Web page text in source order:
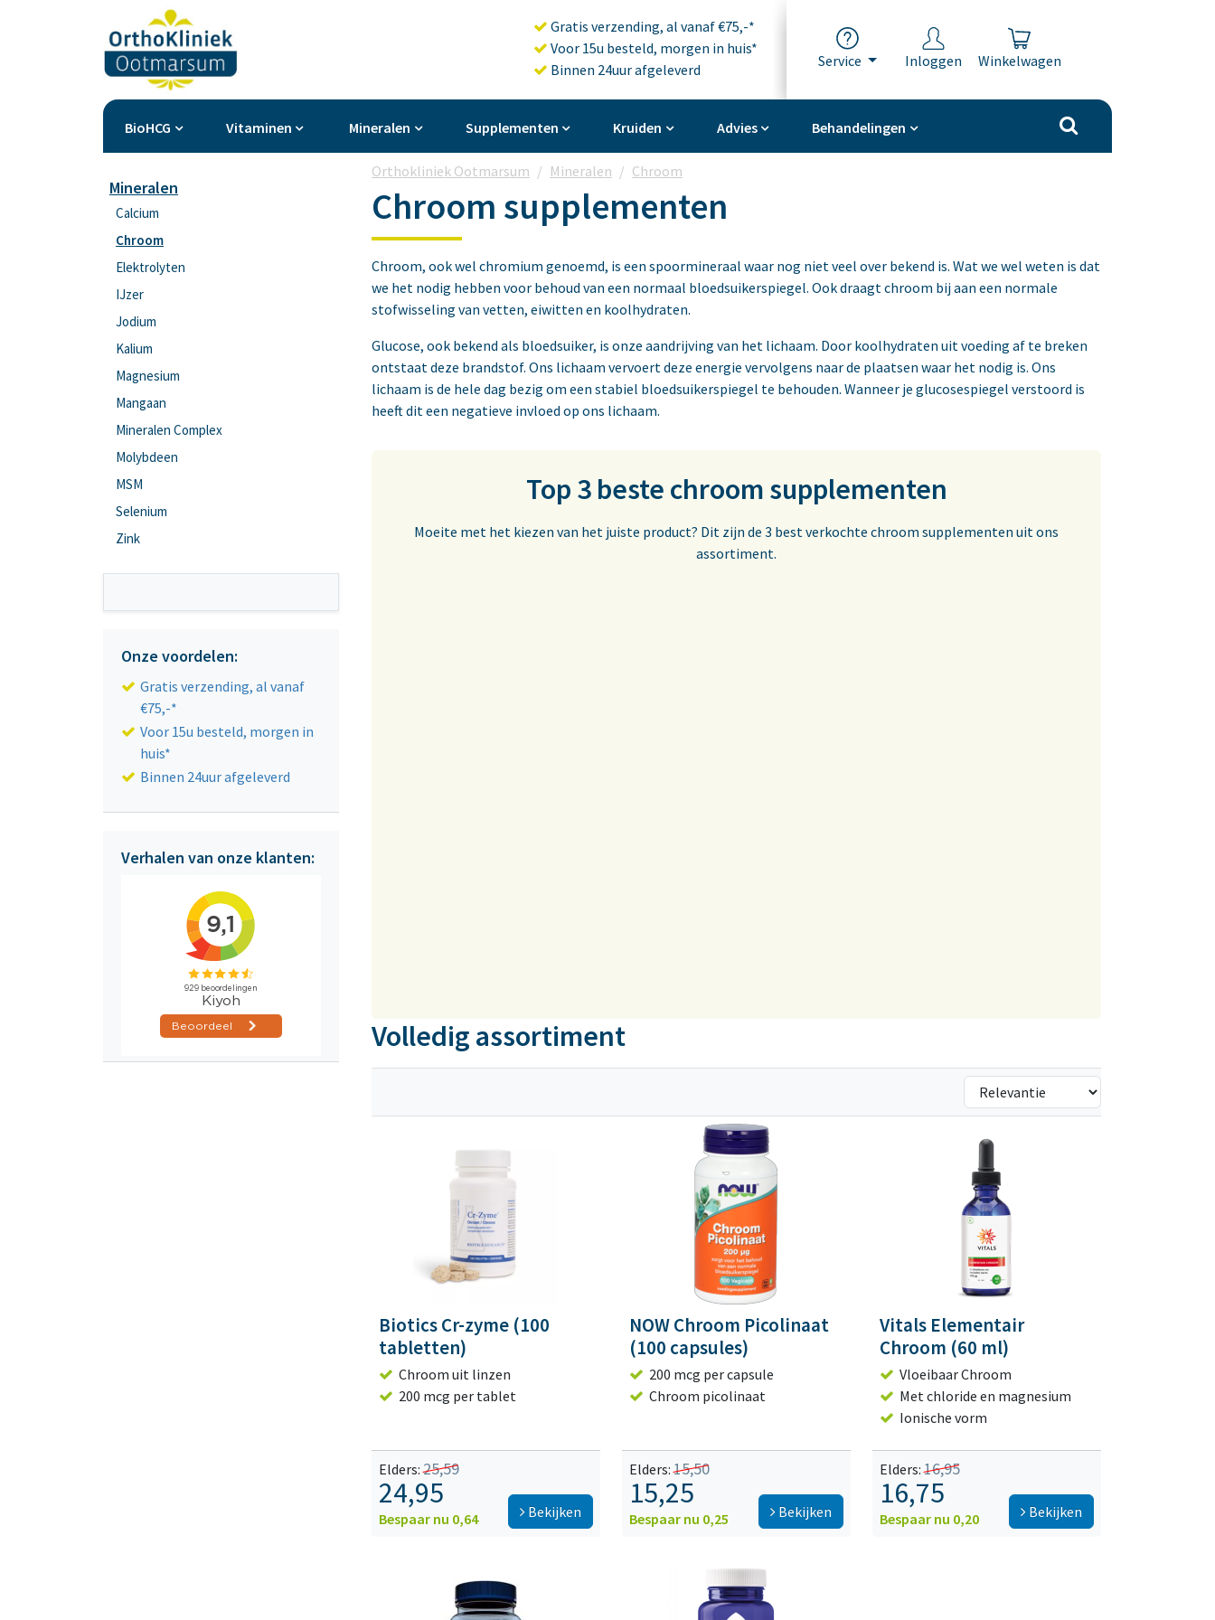
Service Inloggen Winkelwagen
Gratis verzending, al vanaf €75,-*
Voor 15u besteld, morgen in huis*
Binnen 24uur afgeleverd
BioHCG Vitaminen Mineralen Supplementen Kruiden Advies Behandelingen
Mineralen
Calcium
Chroom
Elektrolyten
IJzer
Jodium
Kalium
Magnesium
Mangaan
Mineralen Complex
Molybdeen
MSM
Selenium
Zink
Onze voordelen:
Gratis verzending, al vanaf
€75,-*
Voor 15u besteld, morgen in
huis*
Binnen 24uur afgeleverd
Verhalen van onze klanten:
Orthokliniek Ootmarsum Mineralen Chroom
Chroom supplementen
Chroom, ook wel chromium genoemd, is een spoormineraal waar nog niet veel over bekend is. Wat we wel weten is dat
we het nodig hebben voor behoud van een normaal bloedsuikerspiegel. Ook draagt chroom bij aan een normale
stofwisseling van vetten, eiwitten en koolhydraten.
Glucose, ook bekend als bloedsuiker, is onze aandrijving van het lichaam. Door koolhydraten uit voeding af te breken
ontstaat deze brandstof. Ons lichaam vervoert deze energie vervolgens naar de plaatsen waar het nodig is. Ons
lichaam is de hele dag bezig om een stabiel bloedsuikerspiegel te behouden. Wanneer je glucosespiegel verstoord is
heeft dit een negatieve invloed op ons lichaam.
Top 3 beste chroom supplementen
Moeite met het kiezen van het juiste product? Dit zijn de 3 best verkochte chroom supplementen uit ons
assortiment.
Volledig assortiment
Biotics Cr-zyme (100
tabletten)
Chroom uit linzen
200 mcg per tablet
Elders:25,59
24,95
Bespaar nu 0,64 Bekijken
NOW Chroom Picolinaat
(100 capsules)
200 mcg per capsule
Chroom picolinaat
Elders:15,50
15,25
Bespaar nu 0,25 Bekijken
Vitals Elementair
Chroom (60 ml)
Vloeibaar Chroom
Met chloride en magnesium
Ionische vorm
Elders:16,95
16,75
Bespaar nu 0,20 Bekijken